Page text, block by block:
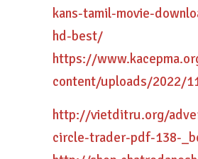
kans-tamil-movie-
hd-best/
https://
content/uploads/2022/
http://vietditru.org/
circle-trader-pdf-138-